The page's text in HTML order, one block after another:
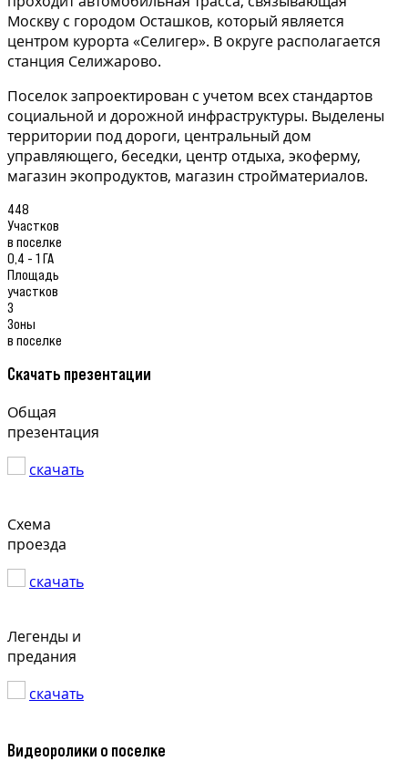
Москву с городом Осташков, который является
центром курорта «Селигер». В округе располагается
станция Селижарово.
Поселок запроектирован с учетом всех стандартов
социальной и дорожной инфраструктуры. Выделены
территории под дороги, центральный дом
управляющего, беседки, центр отдыха, экоферму,
магазин экопродуктов, магазин стройматериалов.
448
Участков
в поселке
0,4 - 1 ГА
Площадь
участков
3
Зоны
в поселке
Скачать презентации
Общая
презентация
скачать
Схема
проезда
скачать
Легенды и
предания
скачать
Видеоролики о поселке